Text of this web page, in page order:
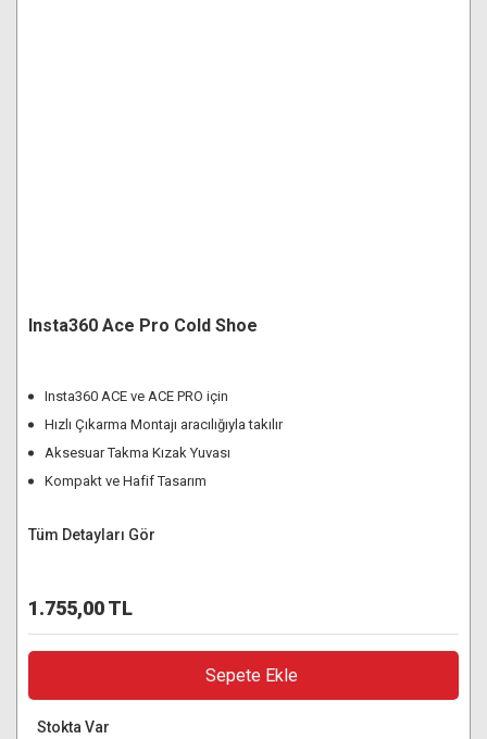
Insta360 Ace Pro Cold Shoe
Insta360 ACE ve ACE PRO için
Hızlı Çıkarma Montajı aracılığıyla takılır
Aksesuar Takma Kızak Yuvası
Kompakt ve Hafif Tasarım
Tüm Detayları Gör
1.755,00 TL
Sepete Ekle
Stokta Var